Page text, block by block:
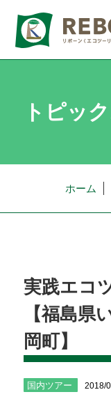
トピッ
ホーム
実践エコ
【福島県
岡町】
国内ツアー 2018/